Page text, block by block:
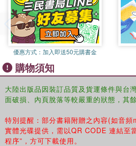
優惠方式： 加入即送50元購書金
購物須知
大陸出版品因裝訂品質及貨運條件與台
面破損、內頁脫落等較嚴重的狀態，其
特別提醒：部分書籍附贈之內容(如音
實體光碟提供，需以QR CODE 連結至
程序”，方可下載使用。